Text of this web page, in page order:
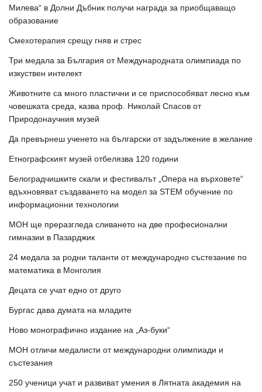
Милева“ в Долни Дъбник получи награда за приобщаващо
образование
Смехотерапия срещу гняв и стрес
Три медала за България от Международната олимпиада по
изкуствен интелект
Животните са много пластични и се приспособяват лесно към
човешката среда, казва проф. Николай Спасов от
Природонаучния музей
Да превърнеш ученето на български от задължение в желание
Етнографският музей отбелязва 120 години
Белоградчишките скали и фестивалът „Опера на върховете“
вдъхновяват създаването на модел за STEM обучение по
информационни технологии
МОН ще преразгледа сливането на две професионални
гимназии в Пазарджик
24 медала за родни таланти от международно състезание по
математика в Монголия
Децата се учат едно от друго
Бургас дава думата на младите
Ново монографично издание на „Аз-буки“
МОН отличи медалисти от международни олимпиади и
състезания
250 ученици учат и развиват умения в Лятната академия на